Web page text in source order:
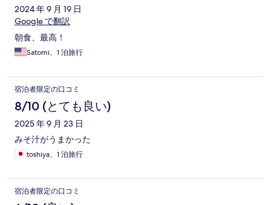
2024 年 9 月 19 日
Google で翻訳
朝食、最高！
Satomi、1 泊旅行
宿泊者限定の口コミ
8/10 (とても良い)
2025 年 9 月 23 日
みそ汁がうまかった
toshiya、1 泊旅行
宿泊者限定の口コミ